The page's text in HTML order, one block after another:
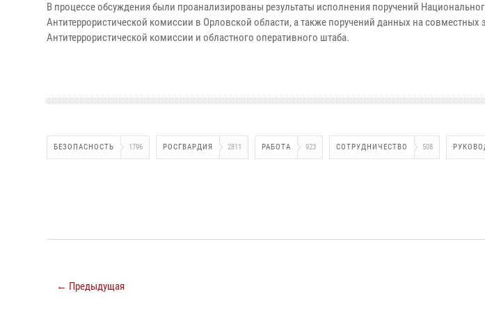
В процессе обсуждения были проанализированы результаты исполнения поручений
Антитеррористической комиссии в Орловской области, а также поручений данных на совместных
Антитеррористической комиссии и областного оперативного штаба.
БЕЗОПАСНОСТЬ 1796 РОСГВАРДИЯ 2811 РАБОТА 923 СОТРУДНИЧЕСТВО 508
← Предыдущая